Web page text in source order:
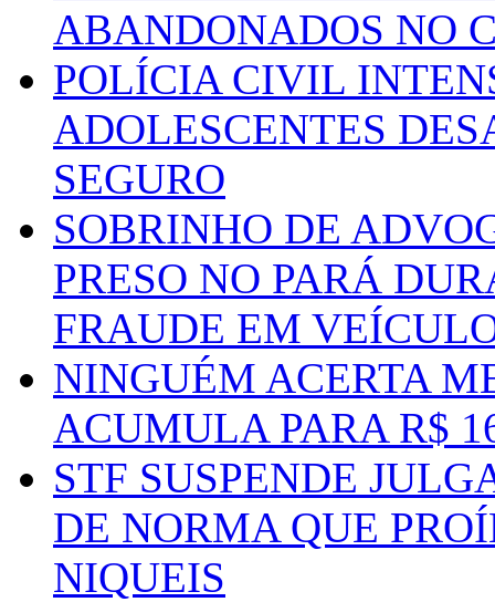
ABANDONADOS NO
POLÍCIA CIVIL
ADOLESCENTES
SEGURO
SOBRINHO DE
PRESO NO PARÁ
FRAUDE EM
NINGUÉM ACERTA
ACUMULA PARA R$
STF SUSPENDE
DE NORMA QUE
NIQUEIS